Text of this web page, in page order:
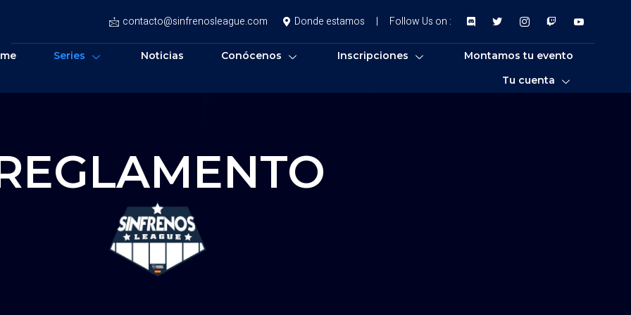
contacto@sinfrenosleague.com Donde estamos | Follow Us on :
Series Noticias Conócenos Inscripciones
Montamos tu evento
Tu cuenta